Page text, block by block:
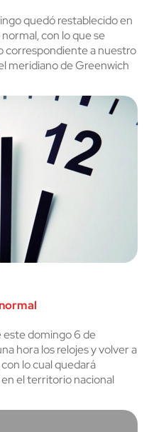
quedó restablecido en
con lo que se
correspondiente a nuestro
meridiano de Greenwich
este domingo 6 de
hora los relojes y volver a
lo cual quedará
el territorio nacional